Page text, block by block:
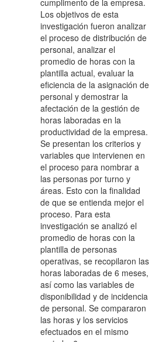
cumplimento de la empresa.
Los objetivos de esta
investigación fueron analizar
el proceso de distribución de
personal, analizar el
promedio de horas con la
plantilla actual, evaluar la
eficiencia de la asignación de
personal y demostrar la
afectación de la gestión de
horas laboradas en la
productividad de la empresa.
Se presentan los criterios y
variables que intervienen en
el proceso para nombrar a
las personas por turno y
áreas. Esto con la finalidad
de que se entienda mejor el
proceso. Para esta
investigación se analizó el
promedio de horas con la
plantilla de personas
operativas, se recopilaron las
horas laboradas de 6 meses,
así como las variables de
disponibilidad y de incidencia
de personal. Se compararon
las horas y los servicios
efectuados en el mismo